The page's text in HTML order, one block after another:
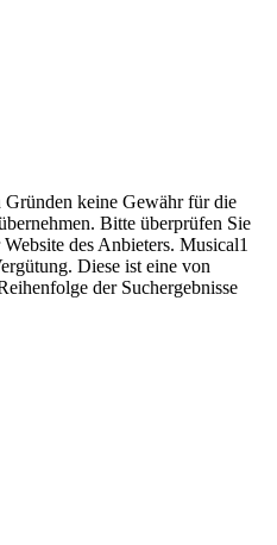
keine Gewähr für die
Bitte überprüfen Sie
des Anbieters. Musical1
Diese ist eine von
der Suchergebnisse